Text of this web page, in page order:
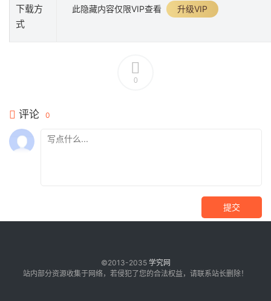
下载方
式
此隐藏内容仅限VIP查看 升级VIP
0
评论 0
提交
©2013-2035 学究网
站内部分资源收集于网络，若侵犯了您的合法权益，请联系站长删除！